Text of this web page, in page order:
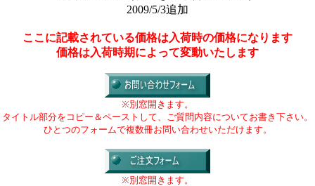
2009/5/3追加
ここに記載されている価格は入荷時の価格になります
価格は入荷時期によって変動いたします
※別窓開きます。
タイトル部分をコピー＆ペーストして、ご質問内容についてお書き下さい。
ひとつのフォームで複数冊お問い合わせいただけます。
※別窓開きます。